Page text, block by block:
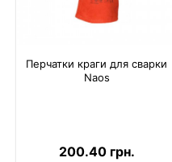
Перчатки краги для сварки
Naos
200.40 грн.